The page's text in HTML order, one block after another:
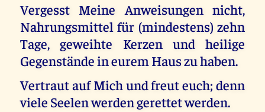
Vergesst Meine Anweisungen nicht,
Nahrungsmittel für (mindestens) zehn
Tage, geweihte Kerzen und heilige
Gegenstände in eurem Haus zu haben.
Vertraut auf Mich und freut euch; denn
viele Seelen werden gerettet werden.